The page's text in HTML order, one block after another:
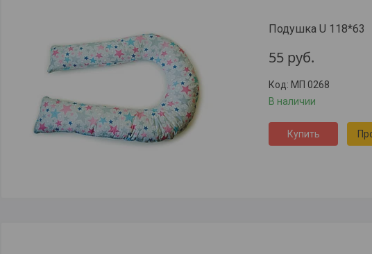
Подушка U 118*63
55 руб.
МП 0268
В наличии
Купить